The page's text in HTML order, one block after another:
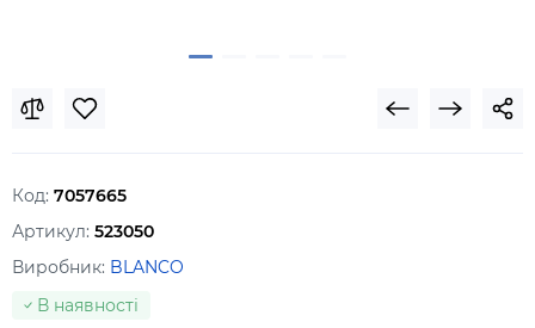
Код: 7057665
Артикул: 523050
Виробник: BLANCO
В наявності